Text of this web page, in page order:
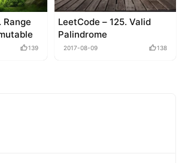
Range
139
LeetCode – 125. Valid
Palindrome
2017-08-09 138